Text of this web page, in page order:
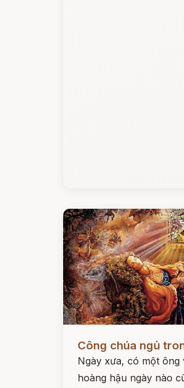
Công chúa ngủ
Ngày xưa, có một ông
hoàng hậu ngày nào